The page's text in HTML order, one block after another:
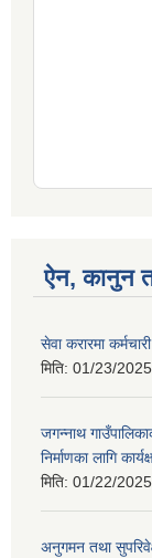
ऐन, कानुन
सेवा करारमा
मिति: 01/23/
जगन्नाथ
निर्माणका लागि
मिति: 01/22/
अनुगमन तथा